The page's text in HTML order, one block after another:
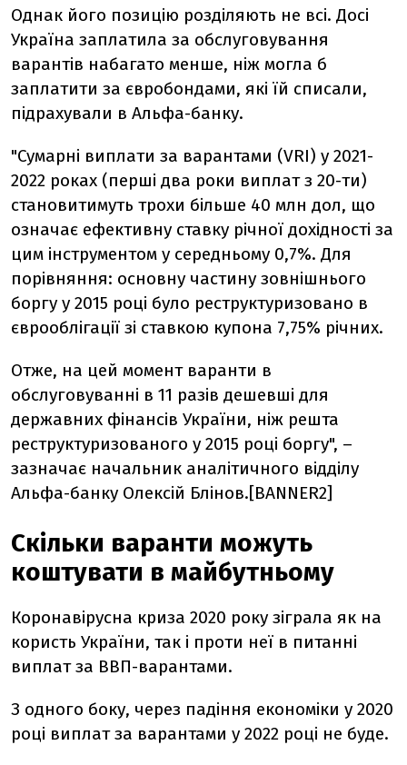
Однак його позицію розділяють не всі. Досі
Україна заплатила за обслуговування
варантів набагато менше, ніж могла б
заплатити за євробондами, які їй списали,
підрахували в Альфа-банку.
"Сумарні виплати за варантами (VRI) у 2021-
2022 роках (перші два роки виплат з 20-ти)
становитимуть трохи більше 40 млн дол, що
означає ефективну ставку річної дохідності за
цим інструментом у середньому 0,7%. Для
порівняння: основну частину зовнішнього
боргу у 2015 році було реструктуризовано в
єврооблігації зі ставкою купона 7,75% річних.
Отже, на цей момент варанти в
обслуговуванні в 11 разів дешевші для
державних фінансів України, ніж решта
реструктуризованого у 2015 році боргу", –
зазначає начальник аналітичного відділу
Альфа-банку Олексій Блінов.[BANNER2]
Скільки варанти можуть
коштувати в майбутньому
Коронавірусна криза 2020 року зіграла як на
користь України, так і проти неї в питанні
виплат за ВВП-варантами.
З одного боку, через падіння економіки у 2020
році виплат за варантами у 2022 році не буде.